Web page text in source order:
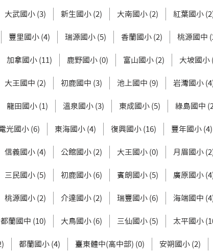
大武國小 (3) 新生國小 (2) 大南國小 (2) 紅葉國小
豐里國小 (4) 瑞源國小 (5) 香蘭國小 (2) 桃源國中
加拿國小 (11) 鹿野國小 (0) 富山國小 (2) 大坡國小
大王國中 (2) 初鹿國中 (3) 池上國中 (9) 岩灣國小
龍田國小 (1) 溫泉國小 (3) 東成國小 (5) 綠島國中
光國小 (6) 東海國小 (4) 復興國小 (16) 豐年國小 (4)
信義國小 (4) 公館國小 (2) 大王國小 (0) 月眉國小
三民國小 (5) 初鹿國小 (6) 賓朗國小 (5) 廣原國小
桃源國小 (2) 介達國小 (2) 瑞豐國小 (6) 海端國中
都蘭國中 (10) 大鳥國小 (6) 三仙國小 (5) 太平國小
都蘭國小 (4) 臺東體中(高中部) (0) 安朔國小 (2)